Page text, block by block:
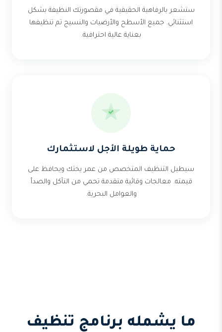
ستشعر بالرفاهية الحقيقية في مقصورتك النظيفة بشكل
استثنائي. جميع الأسطح والأرضيات والنسيج تم تنظيفها
بعناية عالية احترافية.
حماية طويلة الأجل لاستثمارك
سيطيل التنظيف المتخصص من عمر يختك ويحافظ على
قيمته. معالجات وقائية متقدمة تحمي من التآكل والصدأ
والعوامل البحرية.
ما يشمله برنامج تنظيف